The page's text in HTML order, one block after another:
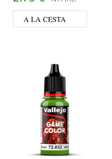
A LA CESTA